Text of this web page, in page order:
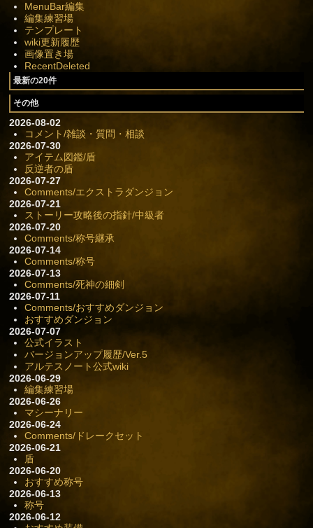
MenuBar編集
編集練習場
テンプレート
wiki更新履歴
画像置き場
RecentDeleted
最新の20件
その他
2026-08-02
コメント/雑談・質問・相談
2026-07-30
アイテム図鑑/盾
反逆者の盾
2026-07-27
Comments/エクストラダンジョン
2026-07-21
ストーリー攻略後の指針/中級者
2026-07-20
Comments/称号継承
2026-07-14
Comments/称号
2026-07-13
Comments/死神の細剣
2026-07-11
Comments/おすすめダンジョン
おすすめダンジョン
2026-07-07
公式イラスト
バージョンアップ履歴/Ver.5
アルテスノート公式wiki
2026-06-29
編集練習場
2026-06-26
マシーナリー
2026-06-24
Comments/ドレークセット
2026-06-21
盾
2026-06-20
おすすめ称号
2026-06-13
称号
2026-06-12